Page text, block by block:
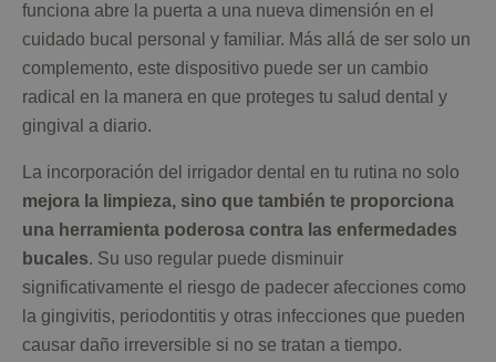
funciona abre la puerta a una nueva dimensión en el
cuidado bucal personal y familiar. Más allá de ser solo un
complemento, este dispositivo puede ser un cambio
radical en la manera en que proteges tu salud dental y
gingival a diario.
La incorporación del irrigador dental en tu rutina no solo
mejora la limpieza, sino que también te proporciona
una herramienta poderosa contra las enfermedades
bucales. Su uso regular puede disminuir
significativamente el riesgo de padecer afecciones como
la gingivitis, periodontitis y otras infecciones que pueden
causar daño irreversible si no se tratan a tiempo.